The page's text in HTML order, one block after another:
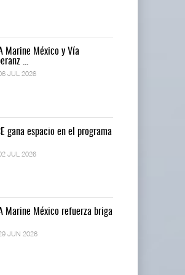
Cárdenas incorpora ...
Marine México y Vía
...
JUL 2026
gana espacio en el programa
JUL 2026
Marine México refuerza briga
JUN 2026